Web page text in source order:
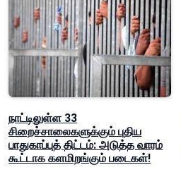
நாட்டிலுள்ள 33
சிறைச்சாலைகளுக்கும் புதிய
பாதுகாப்புத் திட்டம்: அடுத்த வாரம்
கூட்டாக களமிறங்கும் படைகள்!